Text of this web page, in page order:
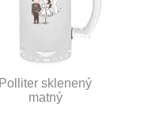
Polliter sklenený
matný